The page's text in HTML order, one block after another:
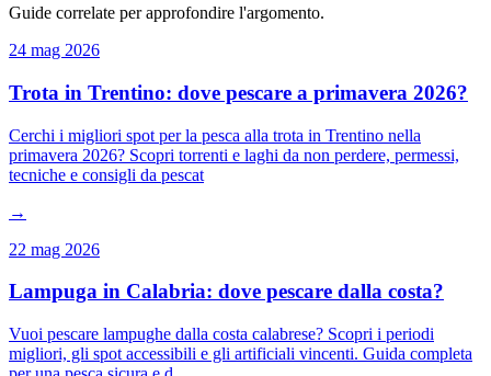
Guide correlate per approfondire l'argomento.
24 mag 2026
Trota in Trentino: dove pescare a primavera 2026?
Cerchi i migliori spot per la pesca alla trota in Trentino nella
primavera 2026? Scopri torrenti e laghi da non perdere, permessi,
tecniche e consigli da pescat
→
22 mag 2026
Lampuga in Calabria: dove pescare dalla costa?
Vuoi pescare lampughe dalla costa calabrese? Scopri i periodi
migliori, gli spot accessibili e gli artificiali vincenti. Guida completa